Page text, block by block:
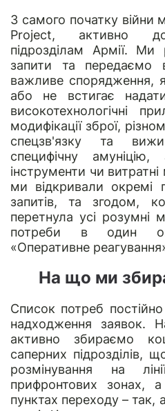
З самого початку війни
Project, активно
підрозділам Армії. Ми
запити та передаємо
важливе спорядження,
або не встигає
високотехнологічні
модифікації зброї,
спецзв'язку та
специфічну
інструменти чи
ми відкривали окремі
запитів, та згодом,
перетнула усі розумні
потреби в один
«Оперативне
На що ми
Список потреб
надходження заявок.
активно збираємо
саперних підрозділів,
розмінування на
прифронтових зонах,
пунктах переходу – так,